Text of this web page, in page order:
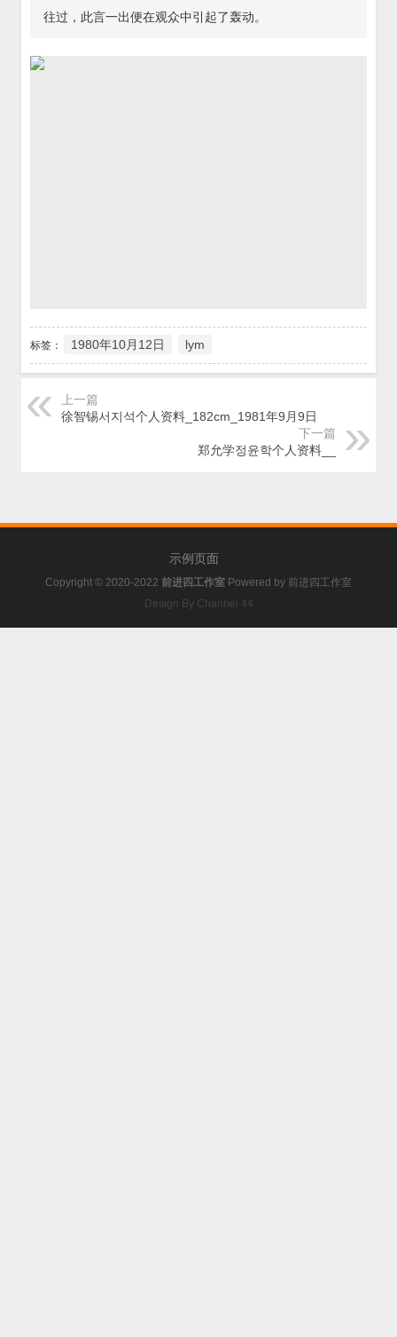
往过，此言一出便在观众中引起了轰动。
标签： 1980年10月12日 lym
上一篇
徐智锡서지석个人资料_182cm_1981年9月9日
下一篇
郑允学정윤학个人资料__
示例页面
Copyright © 2020-2022 前进四工作室 Powered by 前进四工作室
Design By Channel 44